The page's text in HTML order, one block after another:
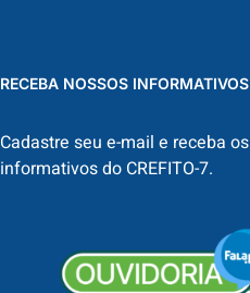
RECEBA NOSSOS INFORMATIVOS
Cadastre seu e-mail e receba os
informativos do CREFITO-7.